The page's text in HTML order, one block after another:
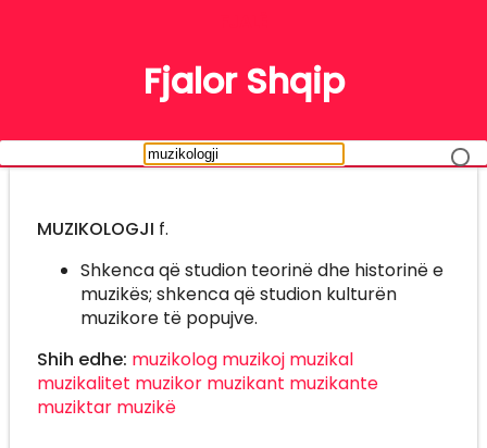
Fjalor Shqip
MUZIKOLOGJI f.
Shkenca që studion teorinë dhe historinë e
muzikës; shkenca që studion kulturën
muzikore të popujve.
Shih edhe: muzikolog muzikoj muzikal
muzikalitet muzikor muzikant muzikante
muziktar muzikë